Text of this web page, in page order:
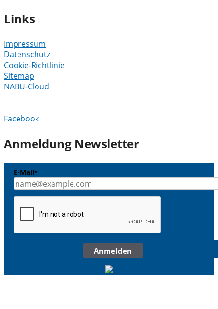
Links
Impressum
Datenschutz
Cookie-Richtlinie
Sitemap
NABU-Cloud
Facebook
Anmeldung Newsletter
E-Mail*
Anmelden